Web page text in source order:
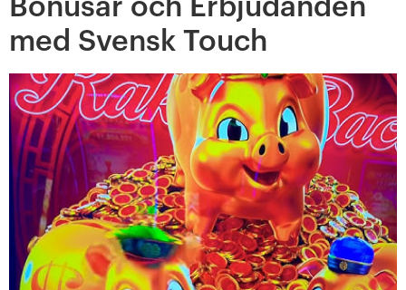
Bonusar och Erbjudanden
med Svensk Touch